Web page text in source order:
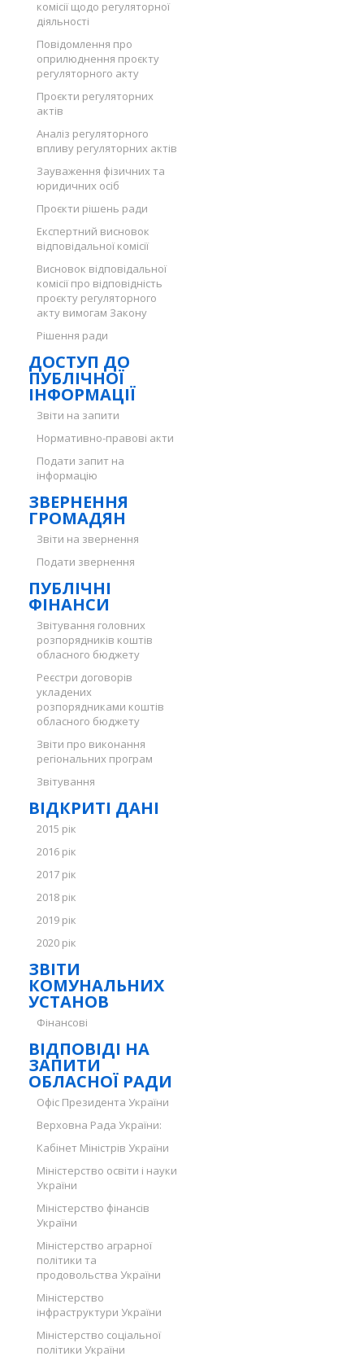
комісії щодо регуляторної
діяльності
Повідомлення про
оприлюднення проєкту
регуляторного акту
Проєкти регуляторних
актів
Аналіз регуляторного
впливу регуляторних актів
Зауваження фізичних та
юридичних осіб
Проєкти рішень ради
Експертний висновок
відповідальної комісії
Висновок відповідальної
комісії про відповідність
проєкту регуляторного
акту вимогам Закону
Рішення ради
ДОСТУП ДО
ПУБЛІЧНОЇ
ІНФОРМАЦІЇ
Звіти на запити
Нормативно-правові акти
Подати запит на
інформацію
ЗВЕРНЕННЯ
ГРОМАДЯН
Звіти на звернення
Подати звернення
ПУБЛІЧНІ
ФІНАНСИ
Звітування головних
розпорядників коштів
обласного бюджету
Реєстри договорів
укладених
розпорядниками коштів
обласного бюджету
Звіти про виконання
регіональних програм
Звітування
ВІДКРИТІ ДАНІ
2015 рік
2016 рік
2017 рік
2018 рік
2019 рік
2020 рік
ЗВІТИ
КОМУНАЛЬНИХ
УСТАНОВ
Фінансові
ВІДПОВІДІ НА
ЗАПИТИ
ОБЛАСНОЇ РАДИ
Офіс Президента України
Верховна Рада України:
Кабінет Міністрів України
Міністерство освіти і науки
України
Міністерство фінансів
України
Міністерство аграрної
політики та
продовольства України
Міністерство
інфраструктури України
Міністерство соціальної
політики України